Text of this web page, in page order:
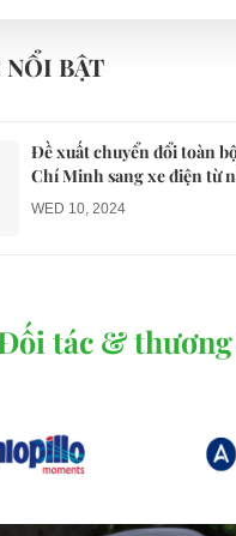
gổ khi đón du khách ở Quy
MON 07, 2026
BẬT
Đề xuất chuyển đổi toàn
Chí Minh sang xe điện từ
WED 10, 2024
tác &